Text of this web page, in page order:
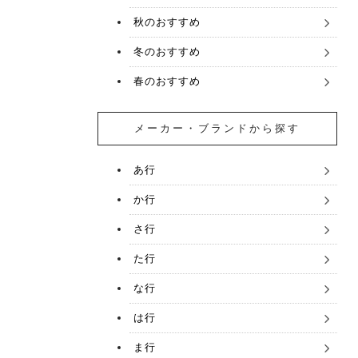
秋のおすすめ
冬のおすすめ
春のおすすめ
メーカー・ブランドから探す
あ行
か行
さ行
た行
な行
は行
ま行